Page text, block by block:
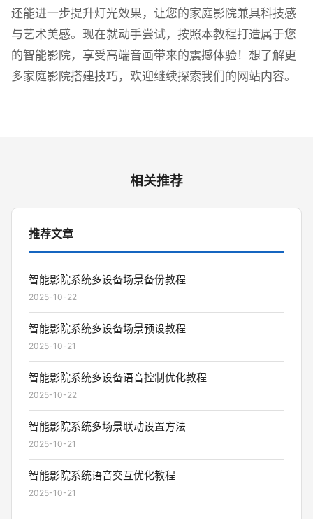
还能进一步提升灯光效果，让您的家庭影院兼具科技感
与艺术美感。现在就动手尝试，按照本教程打造属于您
的智能影院，享受高端音画带来的震撼体验！想了解更
多家庭影院搭建技巧，欢迎继续探索我们的网站内容。
相关推荐
推荐文章
智能影院系统多设备场景备份教程
2025-10-22
智能影院系统多设备场景预设教程
2025-10-21
智能影院系统多设备语音控制优化教程
2025-10-22
智能影院系统多场景联动设置方法
2025-10-21
智能影院系统语音交互优化教程
2025-10-21